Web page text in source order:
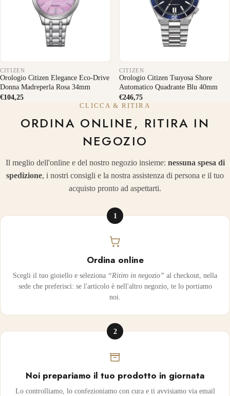
CITIZEN
Orologio Citizen Elegance Eco-Drive
Donna Madreperla Rosa 34mm
€104,25
CITIZEN
Orologio Citizen Tsuyosa Shore
Automatico Quadrante Blu 40mm
€246,75
CLICCA & RITIRA
ORDINA ONLINE, RITIRA IN
NEGOZIO
Il meglio dell'online e del nostro negozio insieme: nessuna spesa di
spedizione, i nostri consigli e la nostra assistenza di persona e il tuo
acquisto pronto ad aspettarti.
1
Ordina online
Scegli il tuo gioiello e seleziona “Ritiro in negozio” al checkout, nella
sede che preferisci: se l'articolo è nell'altro negozio, te lo portiamo
noi.
2
Noi prepariamo il tuo prodotto in giornata
Lo controlliamo, lo confezioniamo con cura e ti avvisiamo via email